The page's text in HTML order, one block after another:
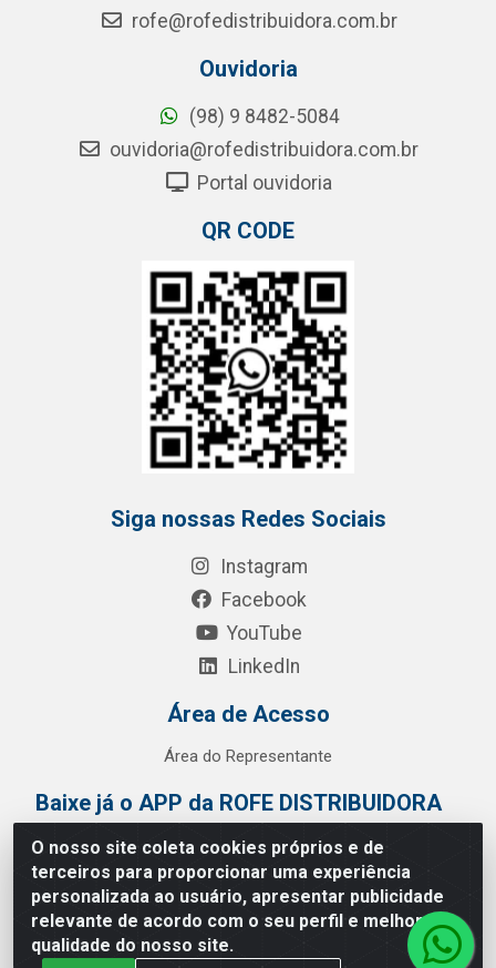
O nosso site coleta cookies próprios e de
terceiros para proporcionar uma experiência
personalizada ao usuário, apresentar publicidade
relevante de acordo com o seu perfil e melhorar a
qualidade do nosso site.
rofe@rofedistribuidora.com.br
Ouvidoria
(98) 9 8482-5084
ouvidoria@rofedistribuidora.com.br
Portal ouvidoria
QR CODE
Siga nossas Redes Sociais
Instagram
Facebook
YouTube
LinkedIn
Área de Acesso
Área do Representante
Baixe já o APP da ROFE DISTRIBUIDORA